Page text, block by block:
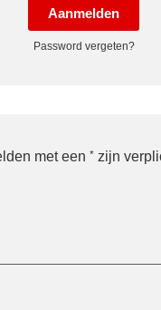
Aanmelden
Password vergeten?
met een * zijn